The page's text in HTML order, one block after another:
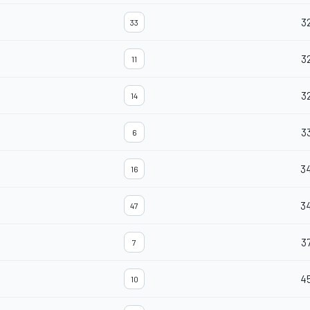
33
11
14
6
16
47
7
10